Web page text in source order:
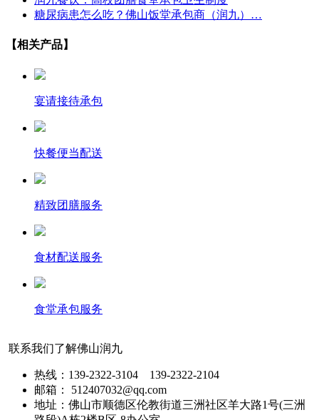
糖尿病患怎么吃？佛山饭堂承包商（润九）…
【相关产品】
宴请接待承包
快餐便当配送
精致团膳服务
食材配送服务
食堂承包服务
联系我们了解佛山润九
热线：139-2322-3104 139-2322-2104
邮箱： 512407032@qq.com
地址：佛山市顺德区伦教街道三洲社区羊大路1号(三洲